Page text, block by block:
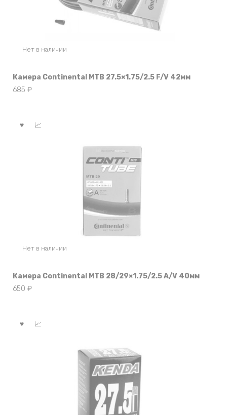
Нет в наличии
Камера Continental MTB 27.5×1.75/2.5 F/V 42мм
685 ₽
Нет в наличии
Камера Continental MTB 28/29×1.75/2.5 A/V 40мм
650 ₽